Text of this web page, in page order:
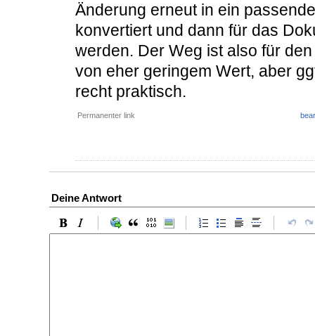
Änderung erneut in ein
konvertiert und dann für das
werden. Der Weg ist also für
von eher geringem Wert, aber
recht praktisch.
Permanenter link
Deine Antwort